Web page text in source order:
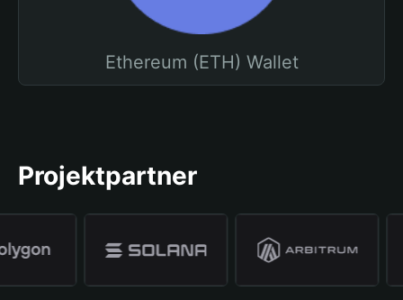
Ethereum (ETH) Wallet
Projektpartner